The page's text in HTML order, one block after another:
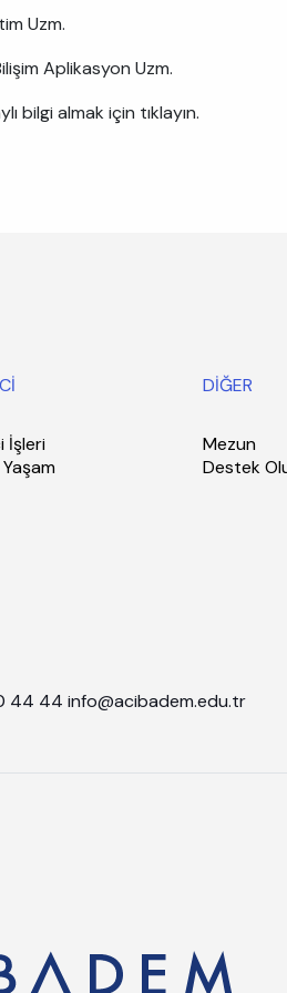
Uzm.
Aplikasyon Uzm.
bilgi almak için tıklayın.
İşleri
DİĞER
Mezun
Destek
44 44 info@acibadem.edu.tr